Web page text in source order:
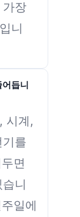
가장
니
듭니
시계,
를
면
니
일에